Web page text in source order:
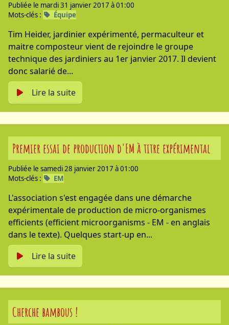
Publiée le mardi 31 janvier 2017 à 01:00
Mots-clés :
Équipe
Tim Heider, jardinier expérimenté, permaculteur et
maitre composteur vient de rejoindre le groupe
technique des jardiniers au 1er janvier 2017. Il devient
donc salarié de...
Lire la suite
Premier essai de production d'EM à titre expérimental
Publiée le samedi 28 janvier 2017 à 01:00
Mots-clés :
EM
L'association s'est engagée dans une démarche
expérimentale de production de micro-organismes
efficients (efficient microorganisms - EM - en anglais
dans le texte). Quelques start-up en...
Lire la suite
Cherche bambous !